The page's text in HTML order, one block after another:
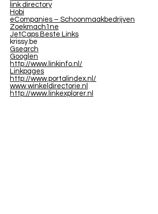
link directory
Hobi
eCompanies – Schoonmaakbedrijven
Zoekmach1ne
JetCaps Beste Links
krissy.be
Gsearch
Googlen
http://www.linkinfo.nl/
Linkpages
http://www.portalindex.nl/
www.winkeldirectorie.nl
http://www.linkexplorer.nl